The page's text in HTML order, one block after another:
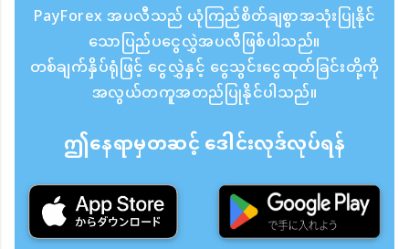
PayForex အပလီသည် ယုံကြည်စိတ်ချစွာအသုံးပြုနိုင်
သောပြည်ပငွေလွှဲအပလီဖြစ်ပါသည်။
တစ်ချက်နှိပ်ရုံဖြင့် ငွေလွှဲနှင့် ငွေသွင်းငွေထုတ်ခြင်းတို့ကို
အလွယ်တကူအတည်ပြုနိုင်ပါသည်။
ဤနေရာမှတဆင့် ဒေါင်းလုဒ်လုပ်ရန်